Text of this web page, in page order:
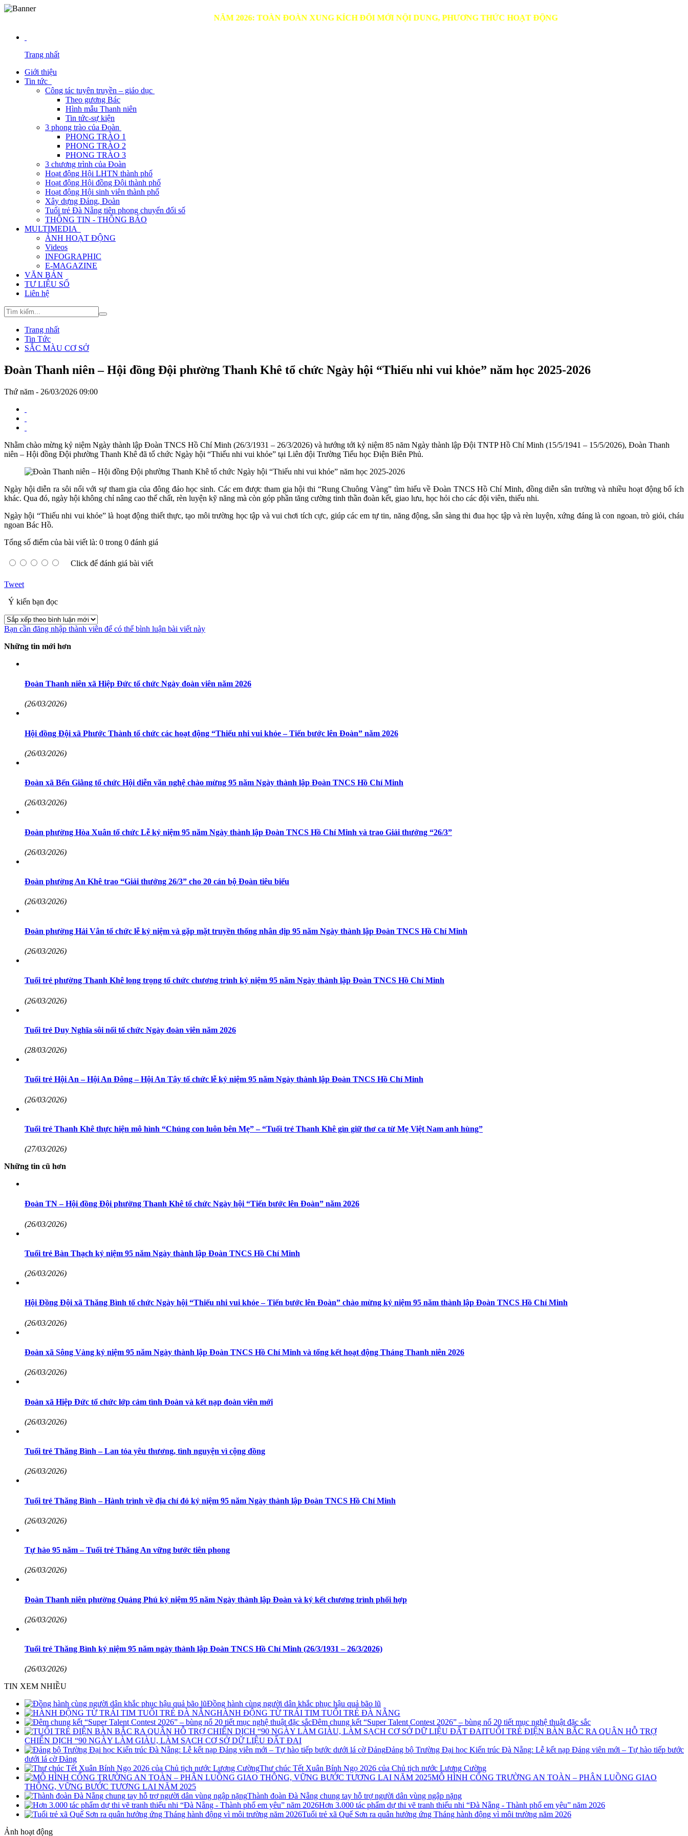
NĂM 2026: TOÀN ĐOÀN XUNG KÍCH ĐỔI MỚI NỘI DUNG, PHƯƠNG THỨC HOẠT ĐỘNG
Trang nhất
Giới thiệu
Tin tức
Công tác tuyên truyền – giáo dục
Theo gương Bác
Hình mẫu Thanh niên
Tin tức-sự kiện
3 phong trào của Đoàn
PHONG TRÀO 1
PHONG TRÀO 2
PHONG TRÀO 3
3 chương trình của Đoàn
Hoạt động Hội LHTN thành phố
Hoạt động Hội đồng Đội thành phố
Hoạt động Hội sinh viên thành phố
Xây dựng Đảng, Đoàn
Tuổi trẻ Đà Nẵng tiên phong chuyển đổi số
THÔNG TIN - THÔNG BÁO
MULTIMEDIA
ẢNH HOẠT ĐỘNG
Videos
INFOGRAPHIC
E-MAGAZINE
VĂN BẢN
TƯ LIỆU SỐ
Liên hệ
Trang nhất
Tin Tức
SẮC MÀU CƠ SỞ
Đoàn Thanh niên – Hội đồng Đội phường Thanh Khê tổ chức Ngày hội “Thiếu nhi vui khỏe” năm học 2025-2026
Thứ năm - 26/03/2026 09:00
Nhằm chào mừng kỷ niệm Ngày thành lập Đoàn TNCS Hồ Chí Minh (26/3/1931 – 26/3/2026) và hướng tới kỷ niệm 85 năm Ngày thành lập Đội TNTP Hồ Chí Minh (15/5/1941 – 15/5/2026), Đoàn Thanh
niên – Hội đồng Đội phường Thanh Khê đã tổ chức Ngày hội “Thiếu nhi vui khỏe” tại Liên đội Trường Tiểu học Điện Biên Phủ.
Ngày hội diễn ra sôi nổi với sự tham gia của đông đảo học sinh. Các em được tham gia hội thi “Rung Chuông Vàng” tìm hiểu về Đoàn TNCS Hồ Chí Minh, đồng diễn sân trường và nhiều hoạt động bổ ích
khác. Qua đó, ngày hội không chỉ nâng cao thể chất, rèn luyện kỹ năng mà còn góp phần tăng cường tinh thần đoàn kết, giao lưu, học hỏi cho các đội viên, thiếu nhi.
Ngày hội “Thiếu nhi vui khỏe” là hoạt động thiết thực, tạo môi trường học tập và vui chơi tích cực, giúp các em tự tin, năng động, sẵn sàng thi đua học tập và rèn luyện, xứng đáng là con ngoan, trò giỏi, cháu
ngoan Bác Hồ.
Tổng số điểm của bài viết là: 0 trong 0 đánh giá
Click để đánh giá bài viết
Tweet
Ý kiến bạn đọc
Bạn cần đăng nhập thành viên để có thể bình luận bài viết này
Những tin mới hơn
Đoàn Thanh niên xã Hiệp Đức tổ chức Ngày đoàn viên năm 2026
(26/03/2026)
Hội đồng Đội xã Phước Thành tổ chức các hoạt động “Thiếu nhi vui khỏe – Tiến bước lên Đoàn” năm 2026
(26/03/2026)
Đoàn xã Bến Giằng tổ chức Hội diễn văn nghệ chào mừng 95 năm Ngày thành lập Đoàn TNCS Hồ Chí Minh
(26/03/2026)
Đoàn phường Hòa Xuân tổ chức Lễ kỷ niệm 95 năm Ngày thành lập Đoàn TNCS Hồ Chí Minh và trao Giải thưởng “26/3”
(26/03/2026)
Đoàn phường An Khê trao “Giải thưởng 26/3” cho 20 cán bộ Đoàn tiêu biểu
(26/03/2026)
Đoàn phường Hải Vân tổ chức lễ kỷ niệm và gặp mặt truyền thống nhân dịp 95 năm Ngày thành lập Đoàn TNCS Hồ Chí Minh
(26/03/2026)
Tuổi trẻ phường Thanh Khê long trọng tổ chức chương trình kỷ niệm 95 năm Ngày thành lập Đoàn TNCS Hồ Chí Minh
(26/03/2026)
Tuổi trẻ Duy Nghĩa sôi nổi tổ chức Ngày đoàn viên năm 2026
(28/03/2026)
Tuổi trẻ Hội An – Hội An Đông – Hội An Tây tổ chức lễ kỷ niệm 95 năm Ngày thành lập Đoàn TNCS Hồ Chí Minh
(26/03/2026)
Tuổi trẻ Thanh Khê thực hiện mô hình “Chúng con luôn bên Mẹ” – “Tuổi trẻ Thanh Khê gìn giữ thơ ca từ Mẹ Việt Nam anh hùng”
(27/03/2026)
Những tin cũ hơn
Đoàn TN – Hội đồng Đội phường Thanh Khê tổ chức Ngày hội “Tiến bước lên Đoàn” năm 2026
(26/03/2026)
Tuổi trẻ Bàn Thạch kỷ niệm 95 năm Ngày thành lập Đoàn TNCS Hồ Chí Minh
(26/03/2026)
Hội Đồng Đội xã Thăng Bình tổ chức Ngày hội “Thiếu nhi vui khỏe – Tiến bước lên Đoàn” chào mừng kỷ niệm 95 năm thành lập Đoàn TNCS Hồ Chí Minh
(26/03/2026)
Đoàn xã Sông Vàng kỷ niệm 95 năm Ngày thành lập Đoàn TNCS Hồ Chí Minh và tổng kết hoạt động Tháng Thanh niên 2026
(26/03/2026)
Đoàn xã Hiệp Đức tổ chức lớp cảm tình Đoàn và kết nạp đoàn viên mới
(26/03/2026)
Tuổi trẻ Thăng Bình – Lan tỏa yêu thương, tình nguyện vì cộng đồng
(26/03/2026)
Tuổi trẻ Thăng Bình – Hành trình về địa chỉ đỏ kỷ niệm 95 năm Ngày thành lập Đoàn TNCS Hồ Chí Minh
(26/03/2026)
Tự hào 95 năm – Tuổi trẻ Thăng An vững bước tiên phong
(26/03/2026)
Đoàn Thanh niên phường Quảng Phú kỷ niệm 95 năm Ngày thành lập Đoàn và ký kết chương trình phối hợp
(26/03/2026)
Tuổi trẻ Thăng Bình kỷ niệm 95 năm ngày thành lập Đoàn TNCS Hồ Chí Minh (26/3/1931 – 26/3/2026)
(26/03/2026)
TIN XEM NHIỀU
Đồng hành cùng người dân khắc phục hậu quả bão lũ
HÀNH ĐỘNG TỪ TRÁI TIM TUỔI TRẺ ĐÀ NẴNG
Đêm chung kết “Super Talent Contest 2026” – bùng nổ 20 tiết mục nghệ thuật đặc sắc
TUỔI TRẺ ĐIỆN BÀN BẮC RA QUÂN HỖ TRỢ
CHIẾN DỊCH “90 NGÀY LÀM GIÀU, LÀM SẠCH CƠ SỞ DỮ LIỆU ĐẤT ĐAI
Đảng bộ Trường Đại học Kiến trúc Đà Nẵng: Lễ kết nạp Đảng viên mới – Tự hào tiếp bước
dưới lá cờ Đảng
Thư chúc Tết Xuân Bính Ngọ 2026 của Chủ tịch nước Lương Cường
MÔ HÌNH CỔNG TRƯỜNG AN TOÀN – PHÂN LUỒNG GIAO
THÔNG, VỮNG BƯỚC TƯƠNG LAI NĂM 2025
Thành đoàn Đà Nẵng chung tay hỗ trợ người dân vùng ngập nặng
Hơn 3.000 tác phẩm dự thi vẽ tranh thiếu nhi “Đà Nẵng - Thành phố em yêu” năm 2026
Tuổi trẻ xã Quế Sơn ra quân hưởng ứng Tháng hành động vì môi trường năm 2026
Ảnh hoạt động